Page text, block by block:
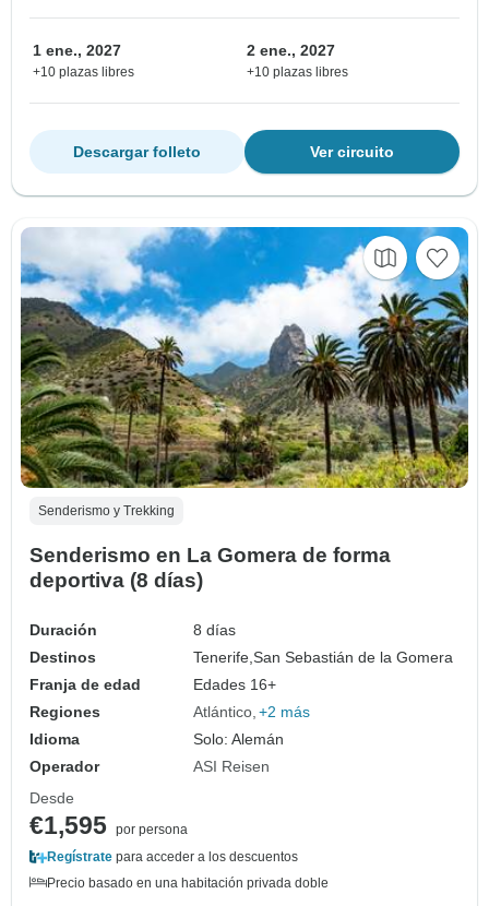
1 ene., 2027
+10 plazas libres
2 ene., 2027
+10 plazas libres
Ver circuito
Descargar folleto
Senderismo y Trekking
Senderismo en La Gomera de forma
deportiva (8 días)
Duración
8 días
Destinos
Tenerife,San Sebastián de la Gomera
Franja de edad
Edades 16+
Regiones
Atlántico +2 más
Idioma
Solo: Alemán
Operador
ASI Reisen
Desde
€1,595 por persona
Regístrate para acceder a los descuentos
Precio basado en una habitación privada doble